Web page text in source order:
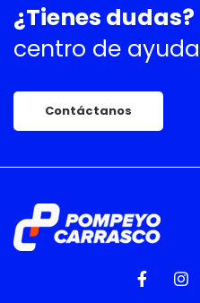
¿Tienes dudas?
centro de ayuda
Contáctanos